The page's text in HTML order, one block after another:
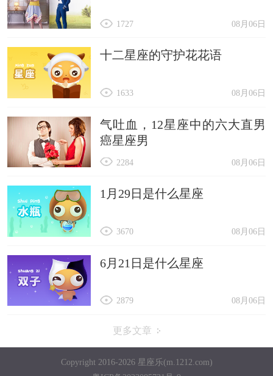
08月06日
1727
十二星座的守护花花语
08月06日
1633
气吐血，12星座中的六大直男
癌星座男
08月06日
2284
1月29日是什么星座
08月06日
3670
6月21日是什么星座
08月06日
2879
更多文章
Copyright 2016-2026 星座乐(m.1212.com)